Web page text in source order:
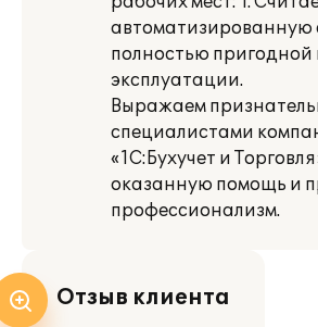
автоматизированную
полностью пригодной
эксплуатации.
Выражаем
специалистами
«1С:Бухучет и
оказанную помощь и
профессионализм.
Отзыв клиента